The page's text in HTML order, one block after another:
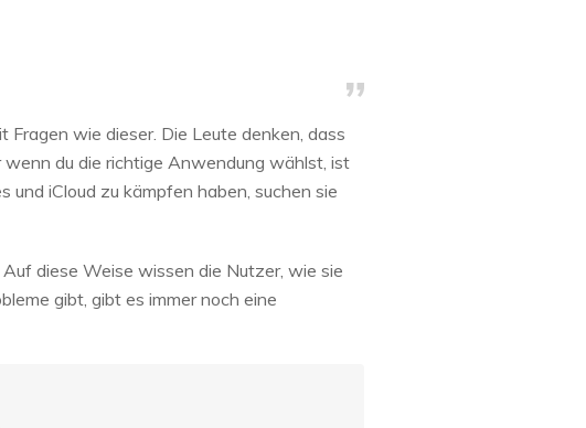
wie dieser. Die Leute denken, dass
du die richtige Anwendung wählst, ist
iCloud zu kämpfen haben, suchen sie
diese Weise wissen die Nutzer, wie sie
gibt, gibt es immer noch eine